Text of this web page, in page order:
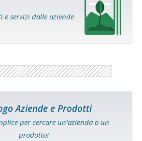
e servizi dalle aziende
Aziende e Prodotti
per cercare un'azienda o un
prodotto!